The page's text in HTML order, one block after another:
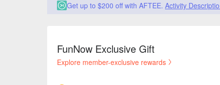
Get up to $200 off with AFTEE. Activity
FunNow Exclusive Gift
Explore member-exclusive rewards